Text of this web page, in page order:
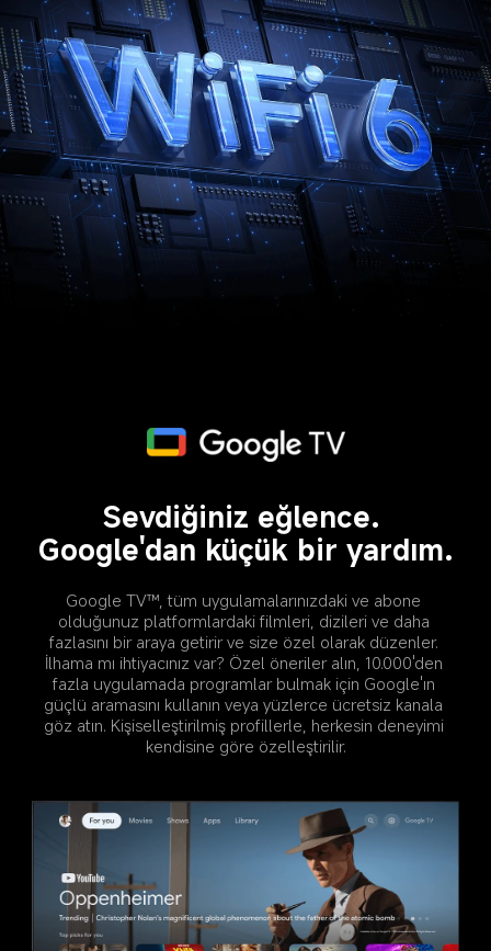
Sevdiğiniz eğlence.
Google'dan küçük bir yardım.
Google TV™, tüm uygulamalarınızdaki ve abone
olduğunuz platformlardaki filmleri, dizileri ve daha
fazlasını bir araya getirir ve size özel olarak düzenler.
İlhama mı ihtiyacınız var? Özel öneriler alın, 10.000'den
fazla uygulamada programlar bulmak için Google'ın
güçlü aramasını kullanın veya yüzlerce ücretsiz kanala
göz atın. Kişiselleştirilmiş profillerle, herkesin deneyimi
kendisine göre özelleştirilir.